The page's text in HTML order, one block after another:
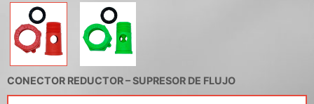
CONECTOR REDUCTOR – SUPRESOR DE FLUJO